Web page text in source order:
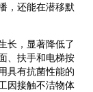
，还能在潜移默
长，显著降低了
、扶手和电梯按
具有抗菌性能的
因接触不洁物体